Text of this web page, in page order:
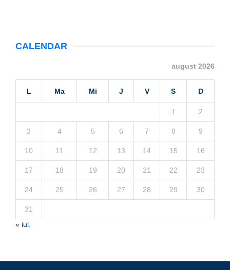
CALENDAR
august 2026
L Ma Mi J V S D
1 2
3 4 5 6 7 8 9
10 11 12 13 14 15 16
17 18 19 20 21 22 23
24 25 26 27 28 29 30
31
« iul.